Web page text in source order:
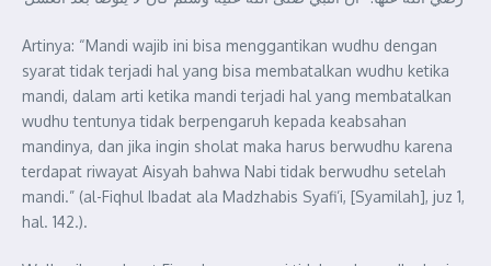
Artinya: “Mandi wajib ini bisa menggantikan wudhu dengan
syarat tidak terjadi hal yang bisa membatalkan wudhu ketika
mandi, dalam arti ketika mandi terjadi hal yang membatalkan
wudhu tentunya tidak berpengaruh kepada keabsahan
mandinya, dan jika ingin sholat maka harus berwudhu karena
terdapat riwayat Aisyah bahwa Nabi tidak berwudhu setelah
mandi.” (al-Fiqhul Ibadat ala Madzhabis Syafi’i, [Syamilah], juz 1,
hal. 142.).